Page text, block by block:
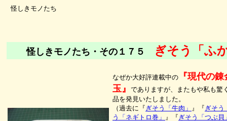
怪しきモノたち
怪しきモノたち・その１７５ ぎそう「ふ
なぜか大好評連載中の
『現代の
玉』
でありますが、またもや私も驚
品を発見いたしました。
（過去に『 ぎそう「牛肉」 』『 ぎそう
う「ネギトロ巻」 』『 ぎそう「つぶ貝